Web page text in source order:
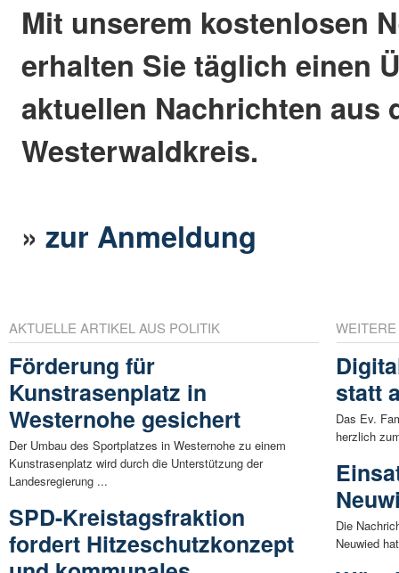
Mit unserem kostenlosen
erhalten Sie täglich einen
aktuellen Nachrichten aus
Westerwaldkreis.
»zur Anmeldung
AKTUELLE ARTIKEL AUS POLITIK
Förderung für
Kunstrasenplatz in
Westernohe gesichert
Der Umbau des Sportplatzes in Westernohe zu einem
Kunstrasenplatz wird durch die Unterstützung der
Landesregierung ...
SPD-Kreistagsfraktion
fordert Hitzeschutzkonzept
statt
Das Ev.
herzlich
Die
Neuwied